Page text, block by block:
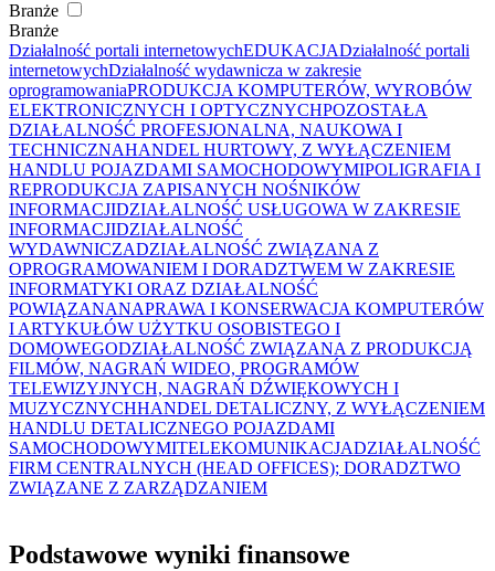
Branże
Branże
Działalność portali internetowychEDUKACJADziałalność portali
internetowychDziałalność wydawnicza w zakresie
oprogramowaniaPRODUKCJA KOMPUTERÓW, WYROBÓW
ELEKTRONICZNYCH I OPTYCZNYCHPOZOSTAŁA
DZIAŁALNOŚĆ PROFESJONALNA, NAUKOWA I
TECHNICZNAHANDEL HURTOWY, Z WYŁĄCZENIEM
HANDLU POJAZDAMI SAMOCHODOWYMIPOLIGRAFIA I
REPRODUKCJA ZAPISANYCH NOŚNIKÓW
INFORMACJIDZIAŁALNOŚĆ USŁUGOWA W ZAKRESIE
INFORMACJIDZIAŁALNOŚĆ
WYDAWNICZADZIAŁALNOŚĆ ZWIĄZANA Z
OPROGRAMOWANIEM I DORADZTWEM W ZAKRESIE
INFORMATYKI ORAZ DZIAŁALNOŚĆ
POWIĄZANANAPRAWA I KONSERWACJA KOMPUTERÓW
I ARTYKUŁÓW UŻYTKU OSOBISTEGO I
DOMOWEGODZIAŁALNOŚĆ ZWIĄZANA Z PRODUKCJĄ
FILMÓW, NAGRAŃ WIDEO, PROGRAMÓW
TELEWIZYJNYCH, NAGRAŃ DŹWIĘKOWYCH I
MUZYCZNYCHHANDEL DETALICZNY, Z WYŁĄCZENIEM
HANDLU DETALICZNEGO POJAZDAMI
SAMOCHODOWYMITELEKOMUNIKACJADZIAŁALNOŚĆ
FIRM CENTRALNYCH (HEAD OFFICES); DORADZTWO
ZWIĄZANE Z ZARZĄDZANIEM
Podstawowe wyniki finansowe